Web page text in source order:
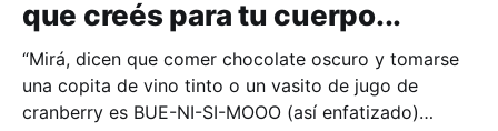
que creés para tu cuerpo...
“Mirá, dicen que comer chocolate oscuro y tomarse
una copita de vino tinto o un vasito de jugo de
cranberry es BUE-NI-SI-MOOO (así enfatizado)